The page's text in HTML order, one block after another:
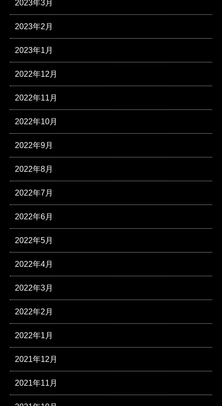
2023年3月
2023年2月
2023年1月
2022年12月
2022年11月
2022年10月
2022年9月
2022年8月
2022年7月
2022年6月
2022年5月
2022年4月
2022年3月
2022年2月
2022年1月
2021年12月
2021年11月